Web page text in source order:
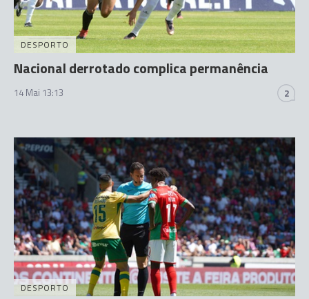
DESPORTO
Nacional derrotado complica permanência
14 Mai 13:13 2
DESPORTO